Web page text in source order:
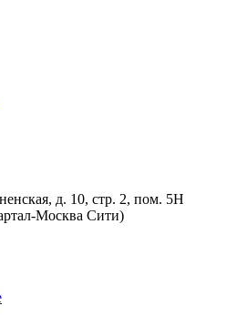
д. 10, стр. 2, пом. 5Н
Москва Сити)